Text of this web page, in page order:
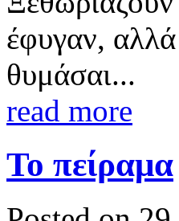
έφυγαν,
θυμάσαι...
read more
Το πείραμα